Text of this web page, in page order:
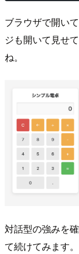
ブラウザで開い
ジも開いて見せ
ね。
対話型の強みを
て続けてみます。